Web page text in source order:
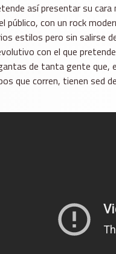
así presentar su cara
público, con un rock
estilos pero sin salirse
con el que
de tanta gente que,
que corren, tienen sed